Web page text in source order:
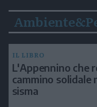
IL LIBRO
L'Appennino che
cammino solidale
sisma